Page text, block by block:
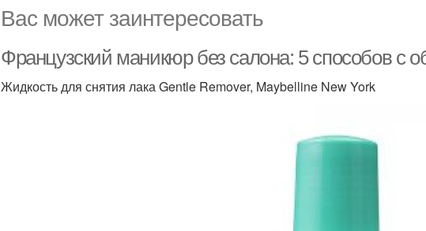
Вас может заинтересовать
Французский маникюр без салона: 5 способов с
Жидкость для снятия лака Gentle Remover, Maybelline New York